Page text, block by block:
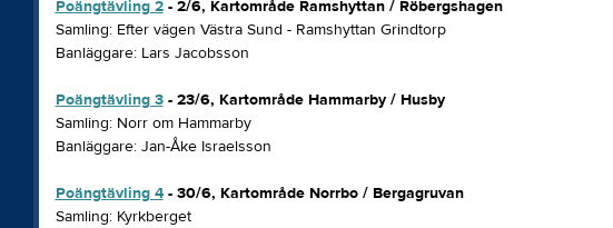
Poängtävling 2- 2/6, Kartområde Ramshyttan / Röbergshagen
Samling: Efter vägen Västra Sund - Ramshyttan Grindtorp
Banläggare: Lars Jacobsson
Poängtävling 3- 23/6, Kartområde Hammarby / Husby
Samling: Norr om Hammarby
Banläggare: Jan-Åke Israelsson
Poängtävling 4- 30/6, Kartområde Norrbo / Bergagruvan
Samling: Kyrkberget